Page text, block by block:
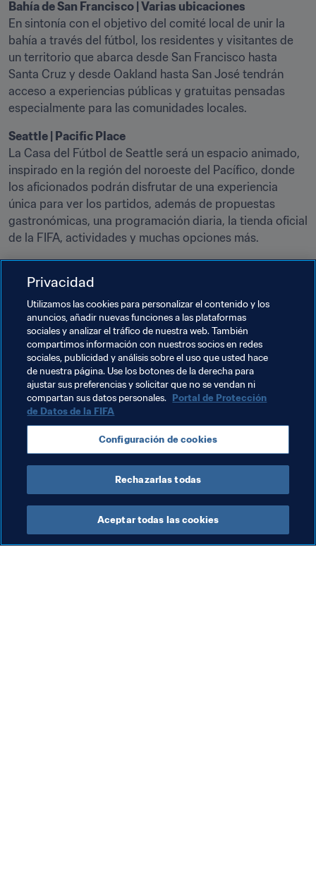
En sintonía con el objetivo del comité local de unir la
bahía a través del fútbol, los residentes y visitantes de
un territorio que abarca desde San Francisco hasta
Santa Cruz y desde Oakland hasta San José tendrán
acceso a experiencias públicas y gratuitas pensadas
especialmente para las comunidades locales.
La Casa del Fútbol de Seattle será un espacio animado,
inspirado en la región del noroeste del Pacífico, donde
los aficionados podrán disfrutar de una experiencia
única para ver los partidos, además de propuestas
gastronómicas, una programación diaria, la tienda oficial
de la FIFA, actividades y muchas opciones más.
complementarias para los aficionados en las ciudades
anfitrionas, visiten las páginas web de los comités
locales de la Copa Mundial de la FIFA 2026™.
Temas relacionados
Comercial Organización
Copa Mundial de la FIFA 2026™ USA
Concacaf Canada México
Privacidad
Utilizamos las cookies para personalizar el contenido y los
anuncios, añadir nuevas funciones a las plataformas
sociales y analizar el tráfico de nuestra web. También
compartimos información con nuestros socios en redes
sociales, publicidad y análisis sobre el uso que usted hace
de nuestra página. Use los botones de la derecha para
ajustar sus preferencias y solicitar que no se vendan ni
compartan sus datos personales. Portal de Protección
de Datos de la FIFA
Configuración de cookies
Rechazarlas todas
Aceptar todas las cookies